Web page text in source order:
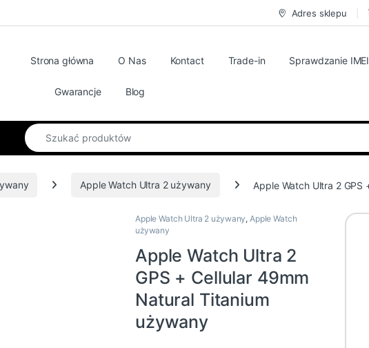
Adres sklepu
Strona główna O Nas Kontact Trade-in Sprawdzanie IMEI
Gwarancje Blog
Search for:
Apple Watch Ultra 2 używany Apple Watch Ultra 2
Apple Watch Ultra 2 używany, Apple Watch
używany
Apple Watch Ultra 2
GPS + Cellular 49mm
Natural Titanium
używany